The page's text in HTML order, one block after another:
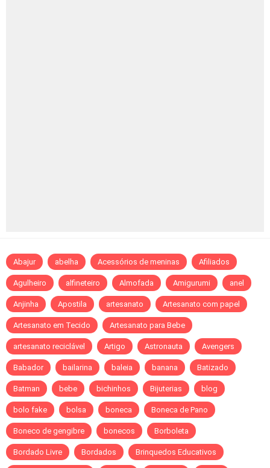
Abajur abelha Acessórios de meninas Afiliados
Agulheiro alfineteiro Almofada Amigurumi anel
Anjinha Apostila artesanato Artesanato com papel
Artesanato em Tecido Artesanato para Bebe
artesanato reciclável Artigo Astronauta Avengers
Babador bailarina baleia banana Batizado
Batman bebe bichinhos Bijuterias blog
bolo fake bolsa boneca Boneca de Pano
Boneco de gengibre bonecos Borboleta
Bordado Livre Bordados Brinquedos Educativos